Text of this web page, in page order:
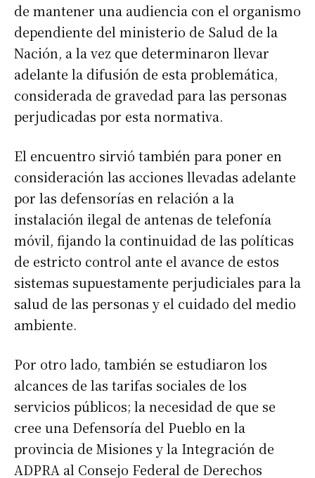
Suscribirme gratis
Dirección de correo electrónico*
de mantener una audiencia con el organismo
dependiente del ministerio de Salud de la
Nación, a la vez que determinaron llevar
adelante la difusión de esta problemática,
considerada de gravedad para las personas
perjudicadas por esta normativa.
El encuentro sirvió también para poner en
consideración las acciones llevadas adelante
por las defensorías en relación a la
instalación ilegal de antenas de telefonía
móvil, fijando la continuidad de las políticas
de estricto control ante el avance de estos
sistemas supuestamente perjudiciales para la
salud de las personas y el cuidado del medio
ambiente.
Por otro lado, también se estudiaron los
alcances de las tarifas sociales de los
servicios públicos; la necesidad de que se
cree una Defensoría del Pueblo en la
provincia de Misiones y la Integración de
ADPRA al Consejo Federal de Derechos